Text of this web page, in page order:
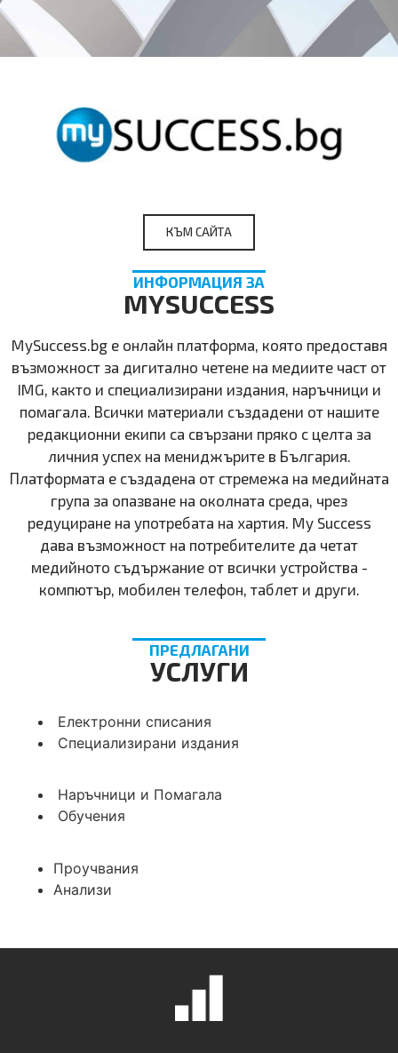
КЪМ САЙТА
ИНФОРМАЦИЯ ЗА
MYSUCCESS
MySuccess.bg e онлайн платформа, която предоставя
възможност за дигитално четене на медиите част от
IMG, както и специализирани издания, наръчници и
помагала. Всички материали създадени от нашите
редакционни екипи са свързани пряко с целта за
личния успех на мениджърите в България.
Платформата е създадена от стремежа на медийната
група за опазване на околната среда, чрез
редуциране на употребата на хартия. My Success
дава възможност на потребителите да четат
медийното съдържание от всички устройства -
компютър, мобилен телефон, таблет и други.
ПРЕДЛАГАНИ
УСЛУГИ
Електронни списания
Специализирани издания
Наръчници и Помагала
Обучения
Проучвания
Анализи